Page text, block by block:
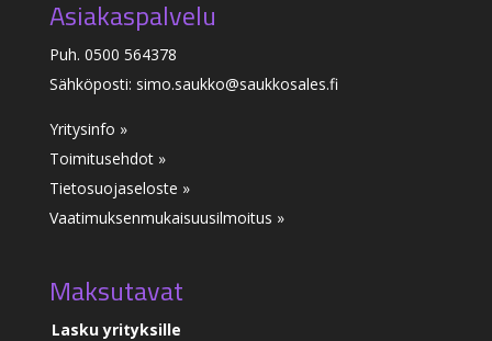
Asiakaspalvelu
Puh. 0500 564378
Sähköposti: simo.saukko@saukkosales.fi
Yritysinfo »
Toimitusehdot »
Tietosuojaseloste »
Vaatimuksenmukaisuusilmoitus »
Maksutavat
Lasku yrityksille